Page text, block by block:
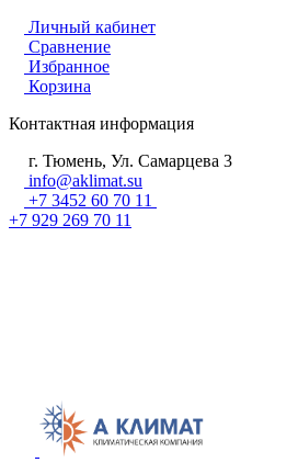
Личный кабинет
Сравнение
Избранное
Корзина
Контактная информация
г. Тюмень, Ул. Самарцева 3
info@aklimat.su
+7 3452 60 70 11
+7 929 269 70 11